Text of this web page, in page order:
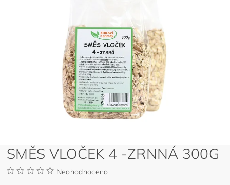
SMĚS VLOČEK 4 -ZRNNÁ 300G
Neohodnoceno